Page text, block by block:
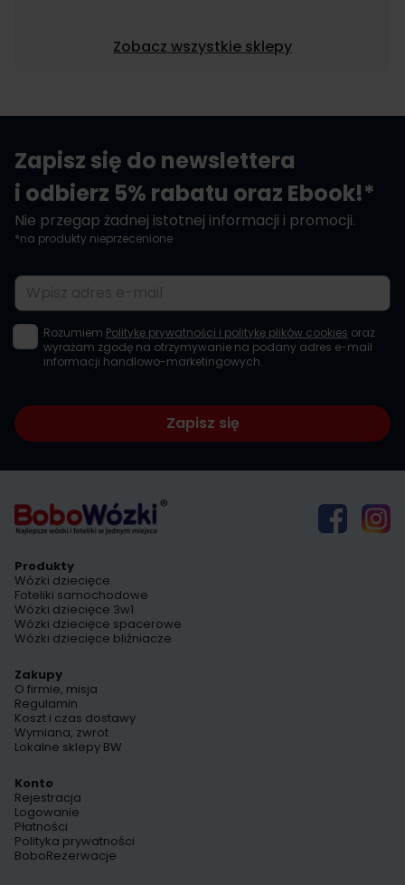
Zobacz wszystkie sklepy
Zapisz się do newslettera
i odbierz 5% rabatu oraz Ebook!*
Nie przegap żadnej istotnej informacji i promocji.
*na produkty nieprzecenione
Adres e-mail
Rozumiem Politykę prywatności i politykę plików cookies oraz
wyrażam zgodę na otrzymywanie na podany adres e-mail
informacji handlowo-marketingowych.
Zapisz się
Produkty
Wózki dziecięce
Foteliki samochodowe
Wózki dziecięce 3w1
Wózki dziecięce spacerowe
Wózki dziecięce bliźniacze
Zakupy
O firmie, misja
Regulamin
Koszt i czas dostawy
Wymiana, zwrot
Lokalne sklepy BW
Konto
Rejestracja
Logowanie
Płatności
Polityka prywatności
BoboRezerwacje